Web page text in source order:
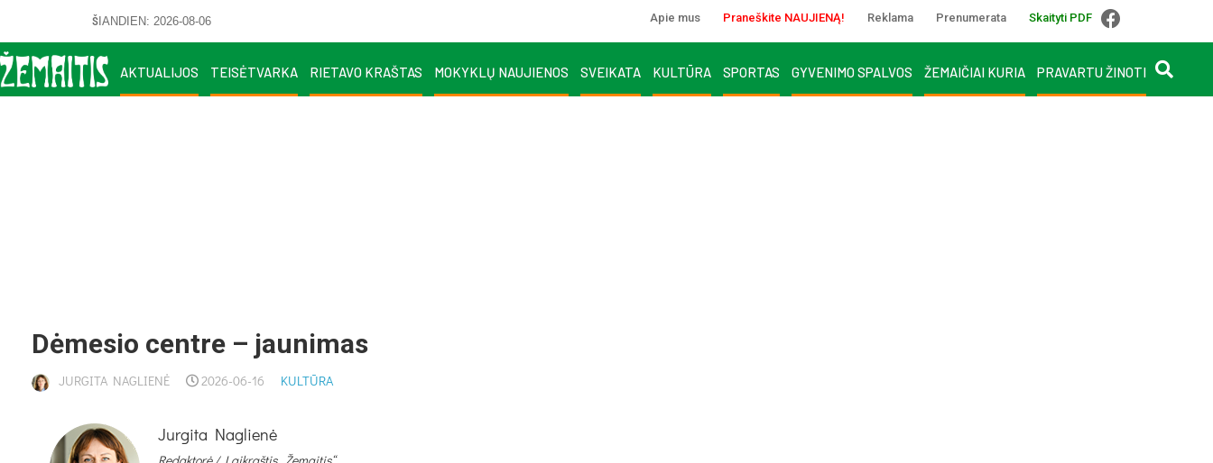
ŠIANDIEN: 2026-08-06 Apie mus Praneškite NAUJIENĄ! Reklama Prenumerata Skaityti PDF
AKTUALIJOS TEISĖTVARKA RIETAVO KRAŠTAS MOKYKLŲ NAUJIENOS SVEIKATA KULTŪRA SPORTAS GYVENIMO SPALVOS ŽEMAIČIAI KURIA PRAVARTU ŽINOTI
Dė­me­sio cent­re – jau­ni­mas
JURGITA NAGLIENĖ 2026-06-16 KULTŪRA
Jurgita Naglienė
Redaktorė / Laikraštis „Žemaitis“